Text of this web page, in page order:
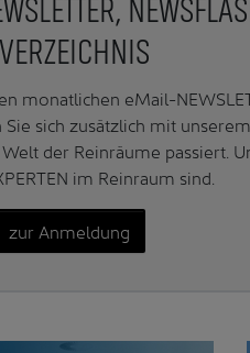
monatlichen eMail-
Sie sich zusätzlich mit unserem
der Reinräume passiert.
im Reinraum sind.
zur Anmeldung